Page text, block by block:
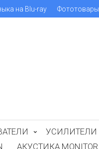
на Blu-ray Фототовары
УСИЛИТЕЛИ
АКУСТИКА MONITOR